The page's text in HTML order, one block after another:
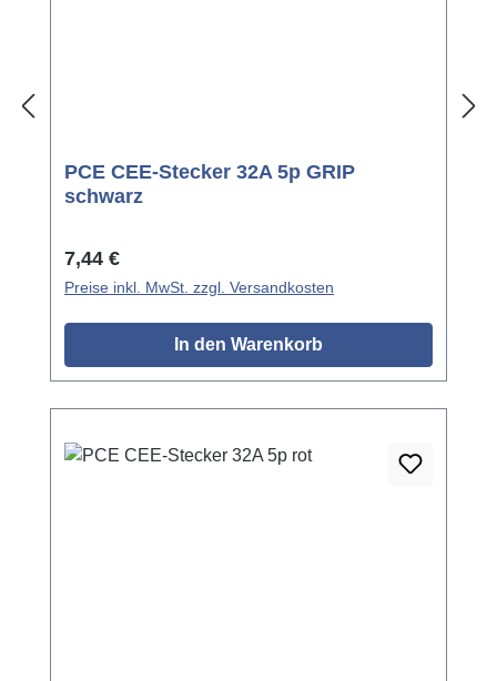
PCE CEE-Stecker 32A 5p GRIP
schwarz
Regulärer Preis:
7,44 €
Preise inkl. MwSt. zzgl. Versandkosten
In den Warenkorb